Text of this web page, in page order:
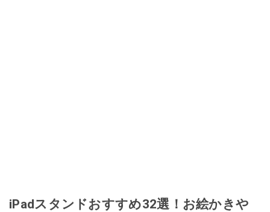
iPadスタンドおすすめ32選！お絵かきや